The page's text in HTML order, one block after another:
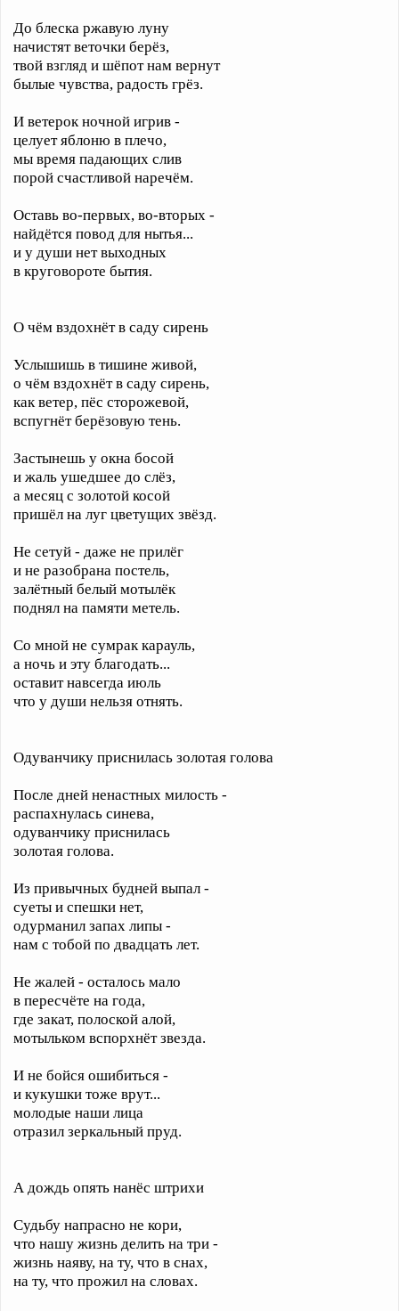
До блеска ржавую луну
начистят веточки берёз,
твой взгляд и шёпот нам вернут
былые чувства, радость грёз.
И ветерок ночной игрив -
целует яблоню в плечо,
мы время падающих слив
порой счастливой наречём.
Оставь во-первых, во-вторых -
найдётся повод для нытья...
и у души нет выходных
в круговороте бытия.
О чём вздохнёт в саду сирень
Услышишь в тишине живой,
о чём вздохнёт в саду сирень,
как ветер, пёс сторожевой,
вспугнёт берёзовую тень.
Застынешь у окна босой
и жаль ушедшее до слёз,
а месяц с золотой косой
пришёл на луг цветущих звёзд.
Не сетуй - даже не прилёг
и не разобрана постель,
залётный белый мотылёк
поднял на памяти метель.
Со мной не сумрак карауль,
а ночь и эту благодать...
оставит навсегда июль
что у души нельзя отнять.
Одуванчику приснилась золотая голова
После дней ненастных милость -
распахнулась синева,
одуванчику приснилась
золотая голова.
Из привычных будней выпал -
суеты и спешки нет,
одурманил запах липы -
нам с тобой по двадцать лет.
Не жалей - осталось мало
в пересчёте на года,
где закат, полоской алой,
мотыльком вспорхнёт звезда.
И не бойся ошибиться -
и кукушки тоже врут...
молодые наши лица
отразил зеркальный пруд.
А дождь опять нанёс штрихи
Судьбу напрасно не кори,
что нашу жизнь делить на три -
жизнь наяву, на ту, что в снах,
на ту, что прожил на словах.